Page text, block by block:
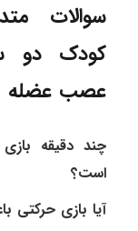
سوالات
کودک دو
عصب عضله
چند دقیقه
است؟
آیا بازی حرکتی